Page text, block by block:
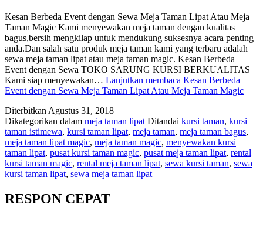
Kesan Berbeda Event dengan Sewa Meja Taman Lipat Atau Meja
Taman Magic Kami menyewakan meja taman dengan kualitas
bagus,bersih mengkilap untuk mendukung suksesnya acara penting
anda.Dan salah satu produk meja taman kami yang terbaru adalah
sewa meja taman lipat atau meja taman magic. Kesan Berbeda
Event dengan Sewa TOKO SARUNG KURSI BERKUALITAS
Kami siap menyewakan… Lanjutkan membaca Kesan Berbeda
Event dengan Sewa Meja Taman Lipat Atau Meja Taman Magic
Diterbitkan Agustus 31, 2018
Dikategorikan dalam meja taman lipat Ditandai kursi taman, kursi
taman istimewa, kursi taman lipat, meja taman, meja taman bagus,
meja taman lipat magic, meja taman magic, menyewakan kursi
taman lipat, pusat kursi taman magic, pusat meja taman lipat, rental
kursi taman magic, rental meja taman lipat, sewa kursi taman, sewa
kursi taman lipat, sewa meja taman lipat
RESPON CEPAT